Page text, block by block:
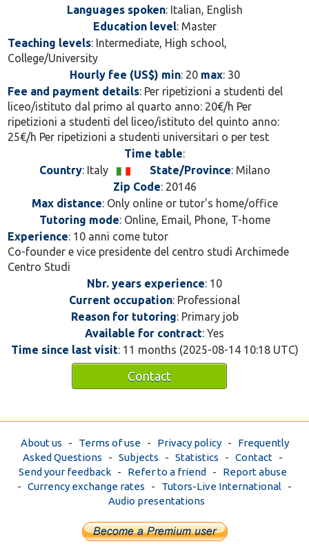
Languages spoken: Italian, English
Education level: Master
Teaching levels: Intermediate, High school,
College/University
Hourly fee (US$) min: 20 max: 30
Fee and payment details: Per ripetizioni a studenti del
liceo/istituto dal primo al quarto anno: 20€/h Per
ripetizioni a studenti del liceo/istituto del quinto anno:
25€/h Per ripetizioni a studenti universitari o per test
Time table:
Country: Italy State/Province: Milano
Zip Code: 20146
Max distance: Only online or tutor's home/office
Tutoring mode: Online, Email, Phone, T-home
Experience: 10 anni come tutor
Co-founder e vice presidente del centro studi Archimede
Centro Studi
Nbr. years experience: 10
Current occupation: Professional
Reason for tutoring: Primary job
Available for contract: Yes
Time since last visit: 11 months (2025-08-14 10:18 UTC)
Contact
About us - Terms of use- Privacy policy- Frequently
Asked Questions - Subjects - Statistics - Contact-
Send your feedback- Refer to a friend - Report abuse
- Currency exchange rates - Tutors-Live International -
Audio presentations